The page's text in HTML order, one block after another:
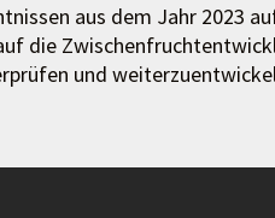
aus dem Jahr 2023
die
und